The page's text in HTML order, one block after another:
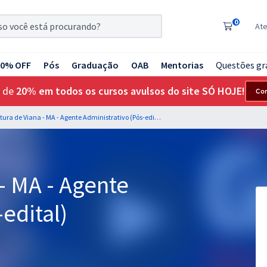
0
OFF Pós Graduação OAB Mentorias Questões
de 20% em todos os cursos avulsos do site SÓ HOJE!
Prefeitura de Viana - MA - Agente Administrativo (Pós-edital)
MA - Agente